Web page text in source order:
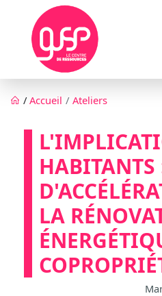
Aller au contenu principal
Fil d'Ariane
/Accueil Ateliers
HABITANTS
LA